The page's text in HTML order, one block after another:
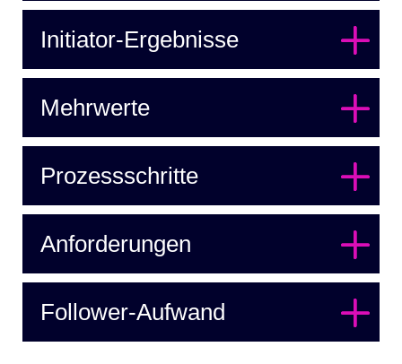
Initiator-Ergebnisse
Mehrwerte
Prozessschritte
Anforderungen
Follower-Aufwand